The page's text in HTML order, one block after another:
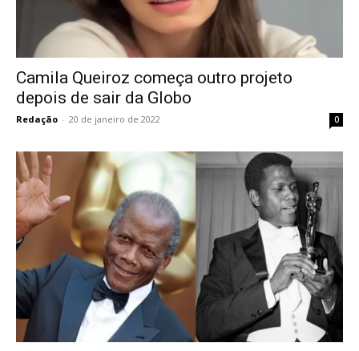
Camila Queiroz começa outro projeto
depois de sair da Globo
Redação - 20 de janeiro de 2022 0